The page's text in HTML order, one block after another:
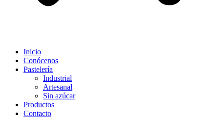
Inicio
Conócenos
Pastelería
Industrial
Artesanal
Sin azúcar
Productos
Contacto